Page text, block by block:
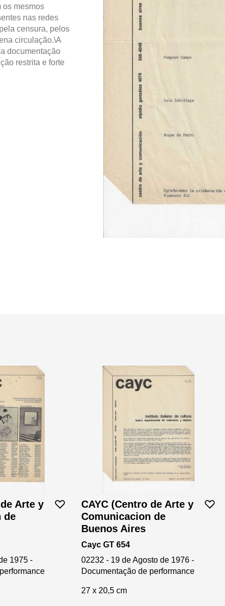
os mesmos
nas redes
censura, pelos
circulação.\A
documentação
restrita e forte
Arte y
de
1975 -
CAYC (Centro de Arte y
Comunicacion de
Buenos Aires
Cayc GT 654
02232 - 19 de Agosto de 1976 -
Documentação de performance
27 x 20,5 cm